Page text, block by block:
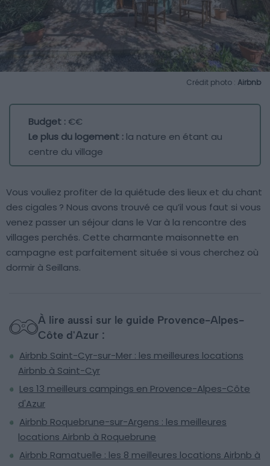
Crédit photo : Airbnb
Budget :€€
Le plus du logement : la nature en étant au
centre du village
Vous vouliez profiter de la quiétude des lieux et du chant
des cigales ? Nous avons trouvé ce qu’il vous faut si vous
venez passer un séjour dans le Var à la rencontre des
villages perchés. Cette charmante maisonnette en
campagne est parfaitement située si vous cherchez où
dormir à Seillans.
À lire aussi sur le guide Provence-Alpes-
Côte d'Azur :
Airbnb Saint-Cyr-sur-Mer : les meilleures locations
Airbnb à Saint-Cyr
Les 13 meilleurs campings en Provence-Alpes-Côte
d'Azur
Airbnb Roquebrune-sur-Argens : les meilleures
locations Airbnb à Roquebrune
Airbnb Ramatuelle : les 8 meilleures locations Airbnb à